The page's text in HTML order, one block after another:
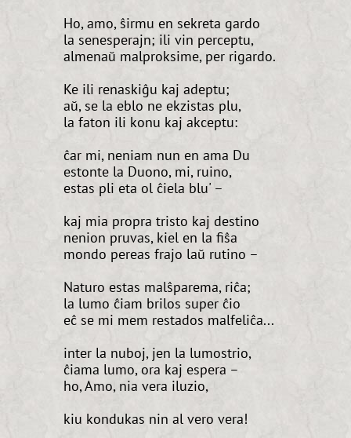
Ho, amo, ŝirmu en sekreta gardo
la senesperajn; ili vin perceptu,
almenaŭ malproksime, per rigardo.
Ke ili renaskiĝu kaj adeptu;
aŭ, se la eblo ne ekzistas plu,
la faton ili konu kaj akceptu:
ĉar mi, neniam nun en ama Du
estonte la Duono, mi, ruino,
estas pli eta ol ĉiela blu' –
kaj mia propra tristo kaj destino
nenion pruvas, kiel en la fiŝa
mondo pereas frajo laŭ rutino –
Naturo estas malŝparema, riĉa;
la lumo ĉiam brilos super ĉio
eĉ se mi mem restados malfeliĉa...
inter la nuboj, jen la lumostrio,
ĉiama lumo, ora kaj espera –
ho, Amo, nia vera iluzio,
kiu kondukas nin al vero vera!